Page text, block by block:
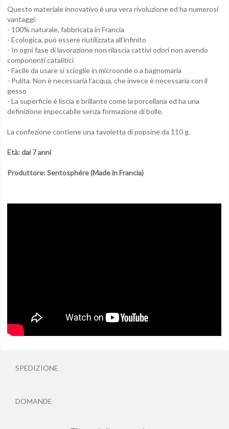
Questo materiale innovativo è una vera rivoluzione ed ha numerosi
vantaggi:
- 100% naturale, fabbricata in Francia
- Ecologica, può essere riutilizzata all’infinito
- In ogni fase di lavorazione non rilascia cattivi odori non avendo
componenti catalitici
- Facile da usare si scioglie in microonde o a bagnomaria
- Pulita. Non è necessaria l’acqua, che invece è necessaria con il
gesso
- La superficie è liscia e brillante come la porcellana ed ha una
definizione impeccabile senza formazione di bolle.
La confezione contiene una tavoletta di popsine da 110 g.
Età: dai 7 anni
Produttore: Sentosphére (Made in Francia)
SPEDIZIONE
DOMANDE